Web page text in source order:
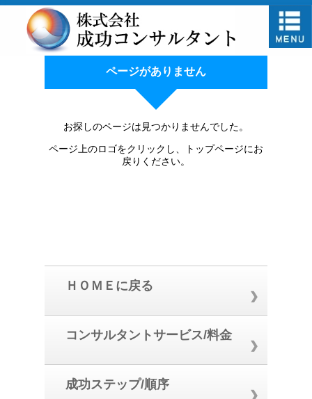
ページがありません
お探しのページは見つかりませんでした。
ページ上のロゴをクリックし、トップページにお
戻りください。
ＨＯＭＥに戻る
コンサルタントサービス/料金
成功ステップ/順序